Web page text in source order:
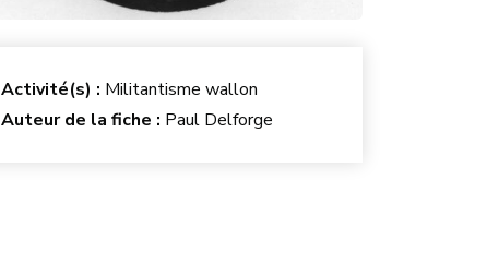
Activité(s) : Militantisme wallon
Auteur de la fiche : Paul Delforge